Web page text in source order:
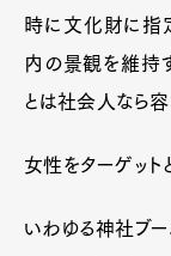
時に文化財に指
内の景観を維持
とは社会人なら容
女性をターゲッ
いわゆる神社ブー